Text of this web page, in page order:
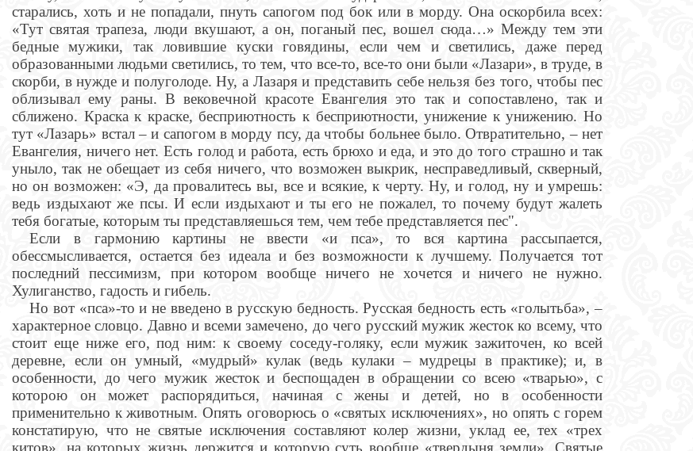
старались, хоть и не попадали, пнуть сапогом под бок или в морду. Она оскорбила всех:
«Тут святая трапеза, люди вкушают, а он, поганый пес, вошел сюда…» Между тем эти
бедные мужики, так ловившие куски говядины, если чем и светились, даже перед
образованными людьми светились, то тем, что все-то, все-то они были «Лазари», в труде, в
скорби, в нужде и полуголоде. Ну, а Лазаря и представить себе нельзя без того, чтобы пес
облизывал ему раны. В вековечной красоте Евангелия это так и сопоставлено, так и
сближено. Краска к краске, бесприютность к бесприютности, унижение к унижению. Но
тут «Лазарь» встал – и сапогом в морду псу, да чтобы больнее было. Отвратительно, – нет
Евангелия, ничего нет. Есть голод и работа, есть брюхо и еда, и это до того страшно и так
уныло, так не обещает из себя ничего, что возможен выкрик, несправедливый, скверный,
но он возможен: «Э, да провалитесь вы, все и всякие, к черту. Ну, и голод, ну и умрешь:
ведь издыхают же псы. И если издыхают и ты его не пожалел, то почему будут жалеть
тебя богатые, которым ты представляешься тем, чем тебе представляется пес".
Если в гармонию картины не ввести «и пса», то вся картина рассыпается,
обессмысливается, остается без идеала и без возможности к лучшему. Получается тот
последний пессимизм, при котором вообще ничего не хочется и ничего не нужно.
Хулиганство, гадость и гибель.
Но вот «пса»-то и не введено в русскую бедность. Русская бедность есть «голытьба», –
характерное словцо. Давно и всеми замечено, до чего русский мужик жесток ко всему, что
стоит еще ниже его, под ним: к своему соседу-голяку, если мужик зажиточен, ко всей
деревне, если он умный, «мудрый» кулак (ведь кулаки – мудрецы в практике); и, в
особенности, до чего мужик жесток и беспощаден в обращении со всею «тварью», с
которою он может распорядиться, начиная с жены и детей, но в особенности
применительно к животным. Опять оговорюсь о «святых исключениях», но опять с горем
констатирую, что не святые исключения составляют колер жизни, уклад ее, тех «трех
китов», на которых жизнь держится и которую суть вообще «твердыня земли». Святые